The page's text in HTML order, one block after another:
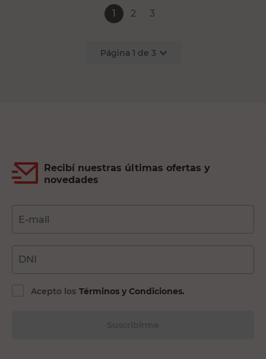
1 2 3
Página 1 de 3
Recibí nuestras últimas ofertas y
novedades
E-mail
DNI
Acepto los Términos y Condiciones.